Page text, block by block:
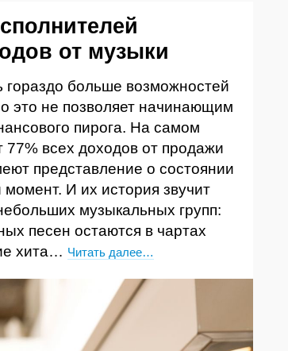
от музыки
гораздо больше возможностей
это не позволяет начинающим
пирога. На самом
77% всех доходов от продажи
представление о состоянии
И их история звучит
музыкальных групп:
песен остаются в чартах
хита… Читать далее…